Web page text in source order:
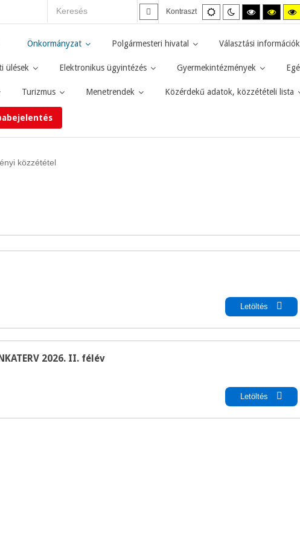
Kontraszt
Alapértelmezett
mód
Éjszakai
mód
Magas
kontraszt
mód.
Magas
mód.
Önkormányzat Polgármesteri hivatal Választási információk
ülések Elektronikus ügyintézés Gyermekintézmények
Turizmus Menetrendek Közérdekű adatok, közzétételi lista
közzététel
Letöltés
2026. II. félév
Letöltés